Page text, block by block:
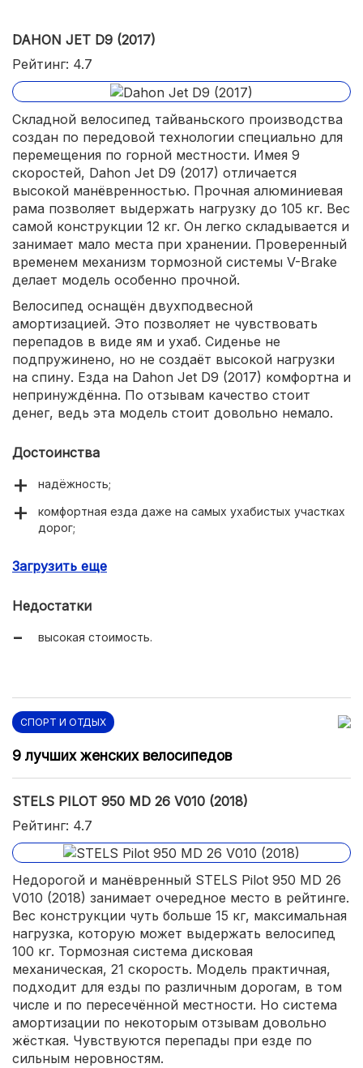
DAHON JET D9 (2017)
Рейтинг: 4.7
Складной велосипед тайваньского производства
создан по передовой технологии специально для
перемещения по горной местности. Имея 9
скоростей, Dahon Jet D9 (2017) отличается
высокой манёвренностью. Прочная алюминиевая
рама позволяет выдержать нагрузку до 105 кг. Вес
самой конструкции 12 кг. Он легко складывается и
занимает мало места при хранении. Проверенный
временем механизм тормозной системы V-Brake
делает модель особенно прочной.
Велосипед оснащён двухподвесной
амортизацией. Это позволяет не чувствовать
перепадов в виде ям и ухаб. Сиденье не
подпружинено, но не создаёт высокой нагрузки
на спину. Езда на Dahon Jet D9 (2017) комфортна и
непринуждённа. По отзывам качество стоит
денег, ведь эта модель стоит довольно немало.
Достоинства
надёжность;
комфортная езда даже на самых ухабистых участках
дорог;
Загрузить еще
Недостатки
высокая стоимость.
СПОРТ И ОТДЫХ
9 лучших женских велосипедов
STELS PILOT 950 MD 26 V010 (2018)
Рейтинг: 4.7
Недорогой и манёвренный STELS Pilot 950 MD 26
V010 (2018) занимает очередное место в рейтинге.
Вес конструкции чуть больше 15 кг, максимальная
нагрузка, которую может выдержать велосипед
100 кг. Тормозная система дисковая
механическая, 21 скорость. Модель практичная,
подходит для езды по различным дорогам, в том
числе и по пересечённой местности. Но система
амортизации по некоторым отзывам довольно
жёсткая. Чувствуются перепады при езде по
сильным неровностям.